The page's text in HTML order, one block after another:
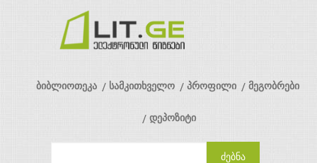
ბიბლიოთეკა სამკითხველო პროფილი მეგობრები
დეპოზიტი